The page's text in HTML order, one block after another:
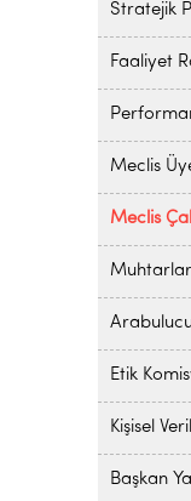
Stratejik
Faaliyet
Meclis
Meclis
Etik
Kişisel
Başkan